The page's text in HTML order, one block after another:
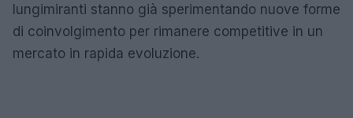
lungimiranti stanno già sperimentando nuove forme
di coinvolgimento per rimanere competitive in un
mercato in rapida evoluzione.